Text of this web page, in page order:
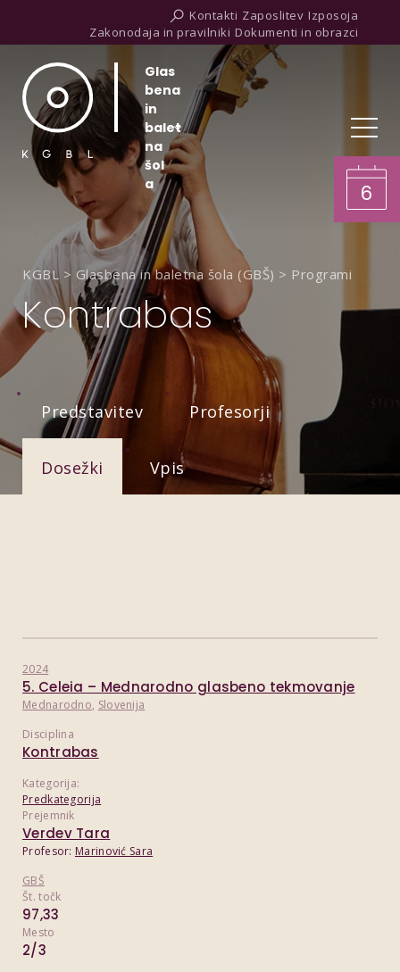
Kontakti Zaposlitev Izposoja
Zakonodaja in pravilniki Dokumenti in obrazci
Glas
bena
in
balet
na
šol
a
6
KGBL> Glasbena in baletna šola (GBŠ) > Programi
Kontrabas
Predstavitev Profesorji
Dosežki Vpis
2024
5. Celeia – Mednarodno glasbeno tekmovanje
Mednarodno, Slovenija
Disciplina
Kontrabas
Kategorija:
Predkategorija
Prejemnik
Verdev Tara
Profesor: Marinović Sara
GBŠ
Št. točk
97,33
Mesto
2/3